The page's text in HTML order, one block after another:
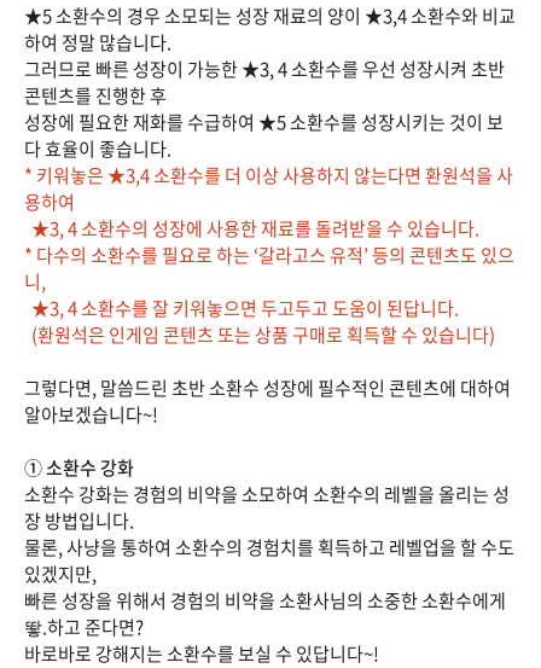
★5 소환수의 경우 소모되는 성장 재료의 양이 ★3,4 소환수와 비교
하여 정말 많습니다.
그러므로 빠른 성장이 가능한 ★3, 4 소환수를 우선 성장시켜 초반
콘텐츠를 진행한 후
성장에 필요한 재화를 수급하여 ★5 소환수를 성장시키는 것이 보
다 효율이 좋습니다.
* 키워놓은 ★3,4 소환수를 더 이상 사용하지 않는다면 환원석을 사
용하여
★3, 4 소환수의 성장에 사용한 재료를 돌려받을 수 있습니다.
* 다수의 소환수를 필요로 하는 ‘갈라고스 유적’ 등의 콘텐츠도 있으
니,
★3, 4 소환수를 잘 키워놓으면 두고두고 도움이 된답니다.
(환원석은 인게임 콘텐츠 또는 상품 구매로 획득할 수 있습니다)
그렇다면, 말씀드린 초반 소환수 성장에 필수적인 콘텐츠에 대하여
알아보겠습니다~!
① 소환수 강화
소환수 강화는 경험의 비약을 소모하여 소환수의 레벨을 올리는 성
장 방법입니다.
물론, 사냥을 통하여 소환수의 경험치를 획득하고 레벨업을 할 수도
있겠지만,
빠른 성장을 위해서 경험의 비약을 소환사님의 소중한 소환수에게
뙇.하고 준다면?
바로바로 강해지는 소환수를 보실 수 있답니다~!